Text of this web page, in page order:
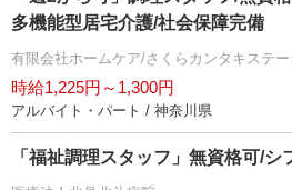
多機能型居宅介護/社会保障完備
有限会社ホームケア/さくらカンタキステ
時給1,225円～1,300円
アルバイト・パート / 神奈川県
「福祉調理スタッフ」無資格可/シ